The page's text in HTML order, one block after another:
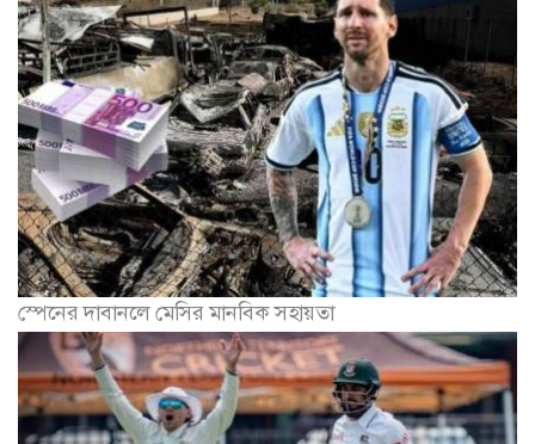
স্পেনের দাবানলে মেসির মানবিক সহায়তা